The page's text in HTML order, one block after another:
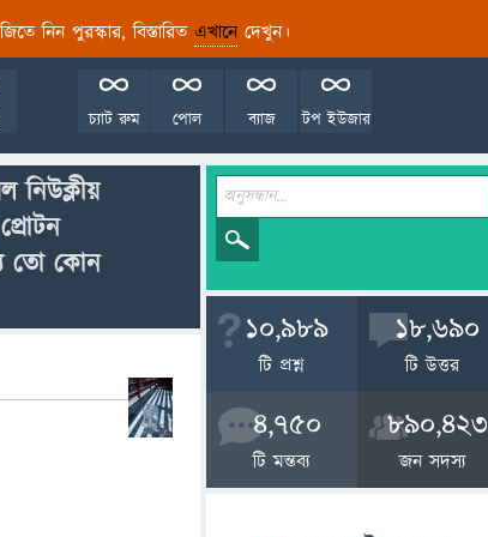
নিন পুরস্কার, বিস্তারিত এখানেদেখুন।
টপ ইউজার
ব্যাজ
পোল
চ্যাট রুম
নিউক্লীয়
তো কোন
10,989
টি প্রশ্ন
18,690
টি উত্তর
4,750
টি মন্তব্য
890,423
জন সদস্য